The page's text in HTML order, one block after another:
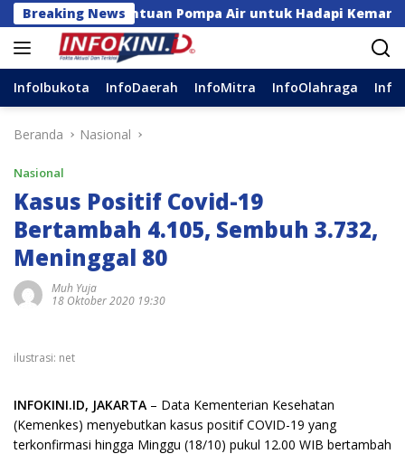
Langsung
ke
konten
Breaking News
Bantuan Pompa Air untuk Hadapi Kemarau di Sulsel
InfoIbukota InfoDaerah InfoMitra InfoOlahraga
Beranda Nasional
Nasional
Kasus Positif Covid-19
Bertambah 4.105, Sembuh 3.732,
Meninggal 80
Muh Yuja
18 Oktober 2020 19:30
ilustrasi: net
INFOKINI.ID, JAKARTA – Data Kementerian Kesehatan
(Kemenkes) menyebutkan kasus positif COVID-19 yang
terkonfirmasi hingga Minggu (18/10) pukul 12.00 WIB bertambah